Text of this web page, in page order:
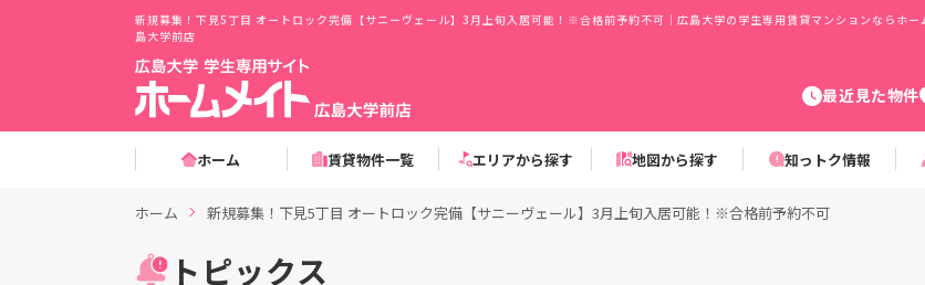
新規募集！下見5丁目 オートロック完備【サニーヴェール】3月上旬入居可能！※合格前予約不可｜広島大学の学生専用賃貸マンションならホー
島大学前店
最近見た物件
ホーム 賃貸物件一覧 エリアから探す 地図から探す 知っトク情報
ホーム 新規募集！下見5丁目 オートロック完備【サニーヴェール】3月上旬入居可能！※合格前予約不可
トピックス